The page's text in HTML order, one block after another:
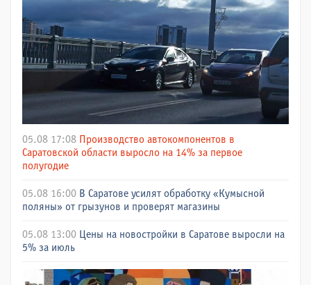
05.08 17:08 Производство автокомпонентов в
Саратовской области выросло на 14% за первое
полугодие
05.08 16:00 В Саратове усилят обработку «Кумысной
поляны» от грызунов и проверят магазины
05.08 13:00 Цены на новостройки в Саратове выросли на
5% за июль